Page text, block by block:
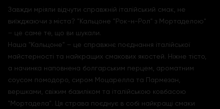
Завжди мріяли відчути справжній італійський смак, не
виїжджаючи з міста? "Кальцоне "Рок-н-Рол" з Мортаделою"
– це саме те, що ви шукали.
Наша "Кальцоне" – це справжнє поєднання італійської
майстерності та найкращих смакових якостей. Ніжне тісто,
а начинка наповнена болгарським перцем, ароматним
соусом помодоро, сиром Моцарелла та Пармезан,
вершками, свіжим базиліком та італійською ковбасою
"Мортадела". Ця страва поєднує в собі найкращі смаки